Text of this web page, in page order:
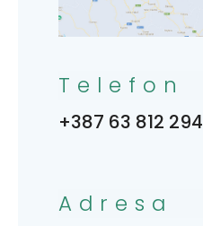
Telefon
+387 63 812 294
Adresa